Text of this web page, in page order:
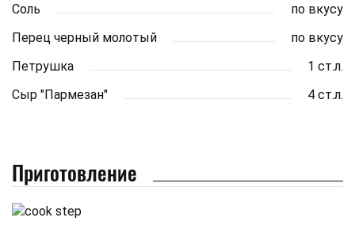
Соль
по вкусу
Перец черный молотый
по вкусу
Петрушка
1 ст.л.
Сыр "Пармезан"
4 ст.л.
Приготовление